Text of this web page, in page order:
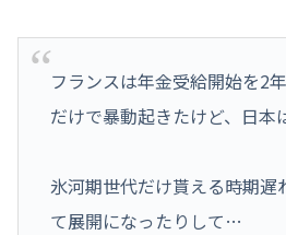
フランスは年金受給開始を2
だけで暴動起きたけど、日本
氷河期世代だけ貰える時期遅
て展開になったりして…